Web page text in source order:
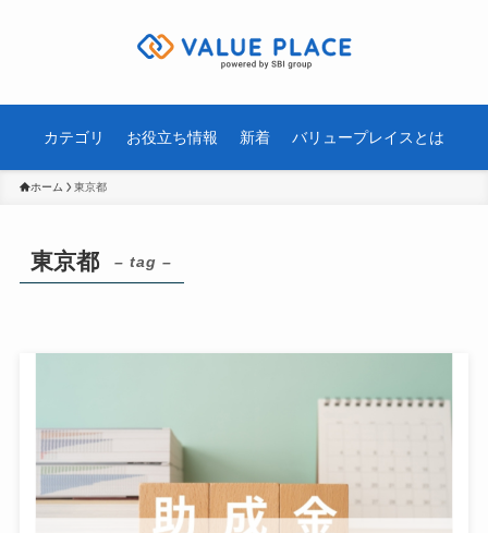
カテゴリ お役立ち情報 新着 バリュープレイスとは
ホーム 東京都
東京都 – tag –